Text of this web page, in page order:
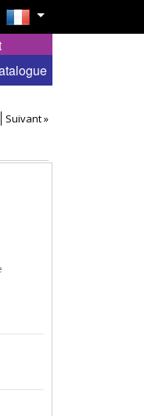
Suivant »